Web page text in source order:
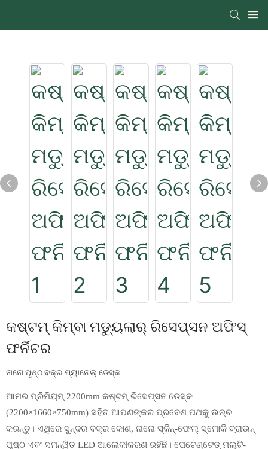
କଷ୍ଟମ୍ କିମ୍ବା ମଡ୍ୟୁଲାର୍ ରିସେପ୍ସନ ଅଫିସ୍
ଫର୍ନିଚର
ନାନୋ ପୃଷ୍ଠ ବକ୍ର ପ୍ୟାନେଲ୍ ଡେସ୍କ
ଆମର ପ୍ରିମିୟମ୍ 2200mm କଷ୍ଟମ୍ ରିସେପ୍ସନ ଡେସ୍କ
(2200×1660×750mm) ସହିତ ଆପଣଙ୍କର ପ୍ରବେଶ ପଥକୁ ଉଚ୍ଚ
କରନ୍ତୁ। ଏଥିରେ ସୁନ୍ଦର ବକ୍ର କୋଣ, ନାନୋ ସ୍କିନ୍-ଫେଲ୍ ସ୍ମୋକି ବ୍ରାଉନ୍
ପୃଷ୍ଠ ଏବଂ ସମନ୍ୱିତ LED ଆଲୋକୀକରଣ ରହିଛି। ପେଟେଣ୍ଟେଡ୍ ମଲ୍ଟି-